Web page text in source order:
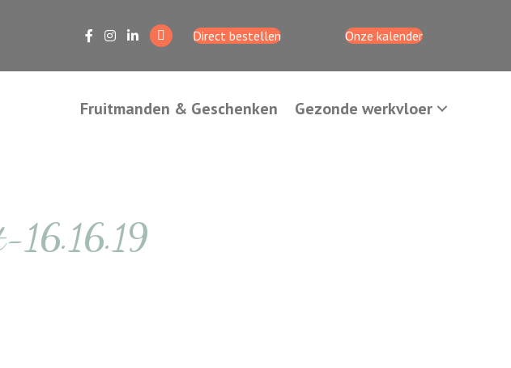
Direct bestellen Onze kalender
Fruitmanden & Geschenken Gezonde werkvloer